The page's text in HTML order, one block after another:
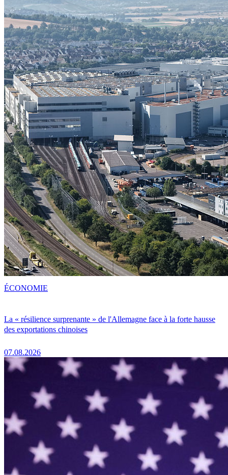
La « résilience surprenante » de l'Allemagne face à la forte hausse
des exportations chinoises
07.08.2026
ÉCONOMIE